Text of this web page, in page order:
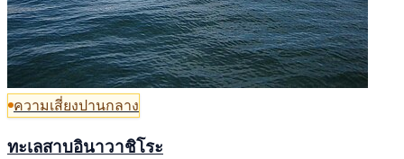
ความเสี่ยงปานกลาง
ทะเลสาบอินาวาชิโระ